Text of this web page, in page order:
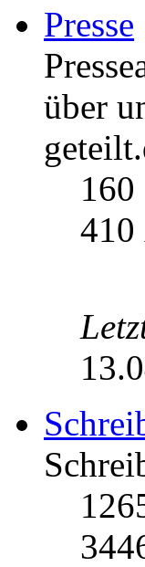
Presse
über
160
410